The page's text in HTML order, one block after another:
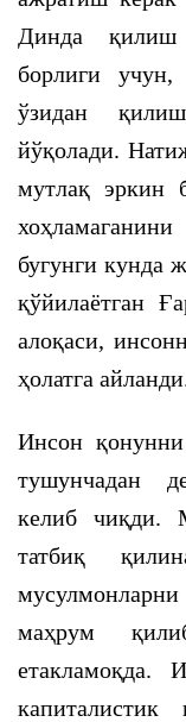
Динда қилиш
борлиги
ўзидан
йўқолади.
мутлақ эркин
бугунги кунда
қўйилаётган
алоқаси,
ҳолатга
Инсон
тушунчадан
келиб чиқди.
татбиқ
маҳрум
етакламоқда.